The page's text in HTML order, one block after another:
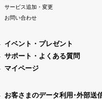
サービス追加・変更
お問い合わせ
イベント・プレゼント
サポート・よくある質問
マイページ
お客さまのデータ利用･外部送